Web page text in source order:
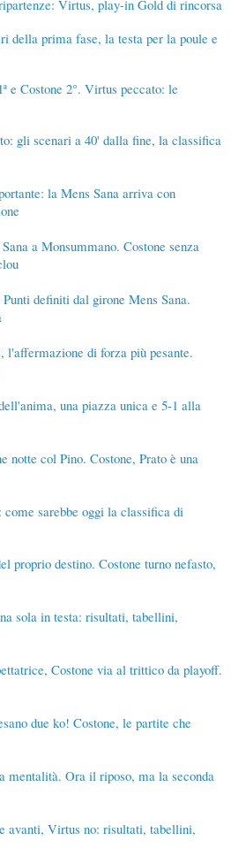
Virtus, play-in Gold di rincorsa
della prima fase, la testa per la poule e
e Costone 2°. Virtus peccato: le
gli scenari a 40' dalla fine, la classifica
la Mens Sana arriva con
a Monsummano. Costone senza
definiti dal girone Mens Sana.
l'affermazione di forza più pesante.
una piazza unica e 5-1 alla
notte col Pino. Costone, Prato è una
sarebbe oggi la classifica di
proprio destino. Costone turno nefasto,
sola in testa: risultati, tabellini,
Costone via al trittico da playoff.
due ko! Costone, le partite che
mentalità. Ora il riposo, ma la seconda
avanti, Virtus no: risultati, tabellini,